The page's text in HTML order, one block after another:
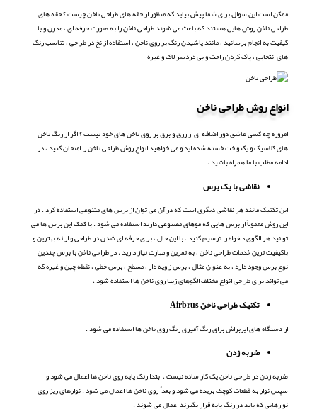
ممکن است این سوال برای شما پیش بیاید که منظور از حقه های طراحی ناخن چیست ؟ حقه های
طراحی ناخن روش هایی هستند که باعث می شوند طراحی ناخن را به صورت حرفه ای ، مدرن و با
کیفیت به انجام برسانید ، مانند پاشیدن رنگ بر روی ناخن ، استفاده از نخ در طراحی ، تناسب رنگ
های انتخابی ، پاک کردن راحت و بی دردسر لاک و غیره
انواع روش طراحی ناخن
امروزه چه کسی عاشق دوز اضافه ای از زرق و برق بر روی ناخن های خود نیست ؟ اگر از رنگ ناخن
های کلاسیک و یکنواخت خسته شده اید و می خواهید انواع روش طراحی ناخن را امتحان کنید ، در
ادامه مطلب با ما همراه باشید .
نقاشی با یک برس
این تکنیک مانند هر نقاشی دیگری است که در آن می توان از برس های متنوعی استفاده کرد . در
این روش معمولاً از برس هایی که موهای مصنوعی دارند استفاده می شود . با کمک این برس ها می
توانید هر الگوی دلخواه را ترسیم کنید . با این حال ، برای حرفه ای شدن در طراحی و ارائه بهترین و
باکیفیت ترین خدمات طراحی ناخن ، به تمرین و مهارت نیاز دارید . در طراحی ناخن با برس چندین
نوع برس وجود دارد ، به عنوان مثال ، برس زاویه دار ، مسطح ، برس خطی ، نقطه چین و غیره که
می تواند برای طراحی انواع مختلف الگوهای زیبا روی ناخن ها استفاده شود .
تکنیک طراحی ناخنAirbrus
از دستگاه های ایربراش برای رنگ آمیزی رنگ روی ناخن ها استفاده می شود .
ضربه زدن
ضربه زدن در طراحی ناخن یک کار ساده نیست . ابتدا رنگ پایه روی ناخن ها اعمال می شود و
سپس نوار به قطعات کوچک بریده می شود و بعداً روی ناخن ها اعمال می شود . نوارهای ریز روی
نوارهایی که باید در رنگ پایه قرار بگیرند اعمال می شوند .